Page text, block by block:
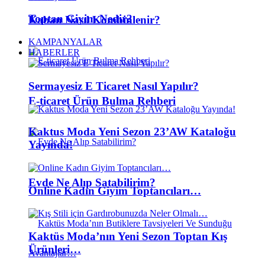
Kaban Nasıl Kombinlenir?
E-ticaret Ürün Bulma Rehberi
Evde Ne Alıp Satabilirim?
Toptan Giyim Nedir?
KAMPANYALAR
HABERLER
Sermayesiz E Ticaret Nasıl Yapılır?
Kaktus Moda Yeni Sezon 23’AW Kataloğu
Yayında!
Online Kadın Giyim Toptancıları…
Kaktüs Moda’nın Yeni Sezon Toptan Kış
Ürünleri…